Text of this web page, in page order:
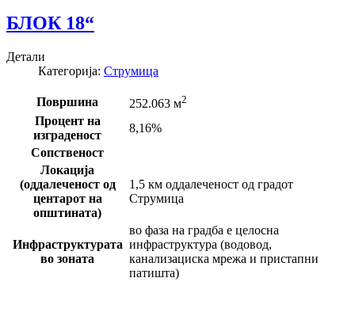
БЛОК 18“
Детали
Категорија: Струмица
Површина 252.063 м2
Процент на
изграденост
8,16%
Сопственост
Локација
(оддалеченост од
центарот на
општината)
1,5 км оддалеченост од градот
Струмица
Инфраструктурата
во зоната
во фаза на градба е целосна
инфраструктура (водовод,
канализациска мрежа и пристапни
патишта)